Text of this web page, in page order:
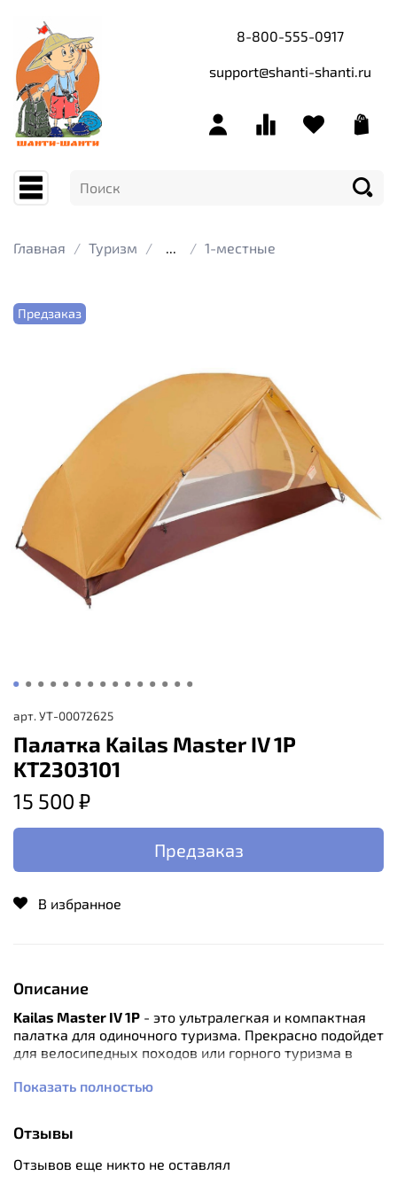
8-800-555-0917
support@shanti-shanti.ru
Главная Туризм 1-местные
Предзаказ
арт. УТ-00072625
Палатка Kailas Master IV 1P
KT2303101
15 500 ₽
Предзаказ
В избранное
Описание
Kailas Master IV 1P - это ультралегкая и компактная
палатка для одиночного туризма. Прекрасно подойдет
для велосипедных походов или горного туризма в
образными раздвоениями и дополнительной дугой
для поперечной поддержки. Благодаря такой
конструкции внутренняя палатка имеет высокие
вертикальные стенки, которые позволяют комфортно
Показать полностью
Отзывы
Отзывов еще никто не оставлял